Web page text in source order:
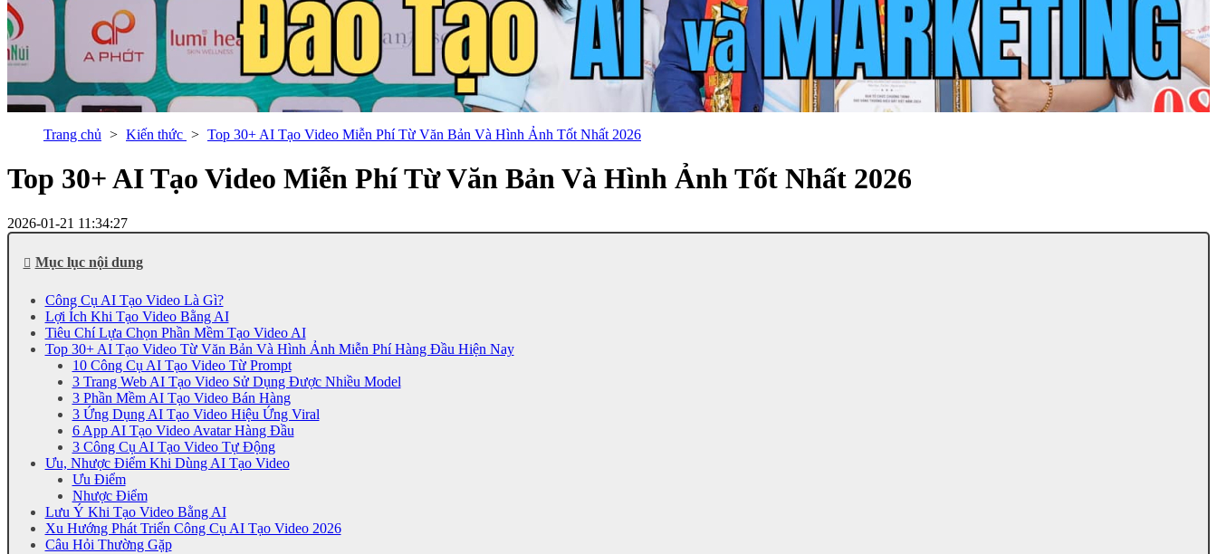
Trang chủ Kiến thức Top 30+ AI Tạo Video Miễn Phí Từ Văn Bản Và Hình Ảnh Tốt Nhất 2026
Top 30+ AI Tạo Video Miễn Phí Từ Văn Bản Và Hình Ảnh Tốt Nhất 2026
2026-01-21 11:34:27
Mục lục nội dung
Công Cụ AI Tạo Video Là Gì?
Lợi Ích Khi Tạo Video Bằng AI
Tiêu Chí Lựa Chọn Phần Mềm Tạo Video AI
Top 30+ AI Tạo Video Từ Văn Bản Và Hình Ảnh Miễn Phí Hàng Đầu Hiện Nay
10 Công Cụ AI Tạo Video Từ Prompt
3 Trang Web AI Tạo Video Sử Dụng Được Nhiều Model
3 Phần Mềm AI Tạo Video Bán Hàng
3 Ứng Dụng AI Tạo Video Hiệu Ứng Viral
6 App AI Tạo Video Avatar Hàng Đầu
3 Công Cụ AI Tạo Video Tự Động
Ưu, Nhược Điểm Khi Dùng AI Tạo Video
Ưu Điểm
Nhược Điểm
Lưu Ý Khi Tạo Video Bằng AI
Xu Hướng Phát Triển Công Cụ AI Tạo Video 2026
Câu Hỏi Thường Gặp